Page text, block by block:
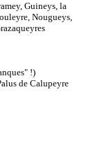
Guineys, la
Nougueys,
!)
de Calupeyre